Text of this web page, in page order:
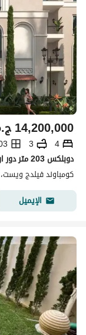
14,200,000
4
3
203
كومباوند فيلدج ويست،
الإيميل